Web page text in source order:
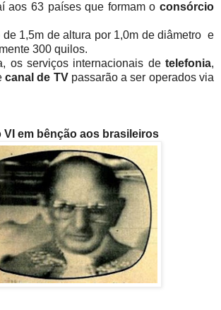
aos 63 países que formam o consórcio
1,5m de altura por 1,0m de diâmetro e
300 quilos.
os serviços internacionais detelefonia,
canal de TVpassarão a ser operados via
VI em bênção aos brasileiros